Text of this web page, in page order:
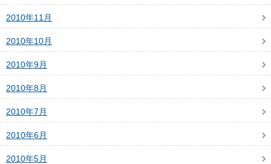
2010年11月
2010年10月
2010年9月
2010年8月
2010年7月
2010年6月
2010年5月